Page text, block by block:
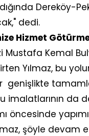
Dereköy-
dedi.
Hizmet
Mustafa Kemal
Yılmaz, bu
imalatlarının da
öncesinde
şöyle devam